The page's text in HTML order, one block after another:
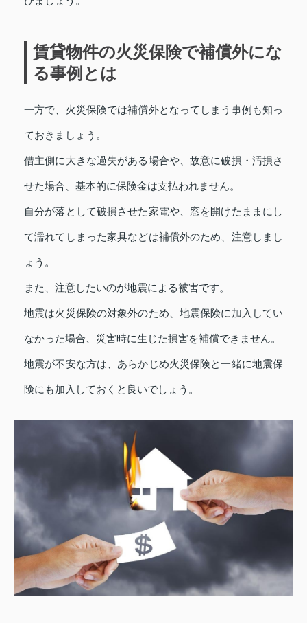
賃貸物件の火災保険で補償外にな
る事例とは
一方で、火災保険では補償外となってしまう事例も知っ
ておきましょう。
借主側に大きな過失がある場合や、故意に破損・汚損さ
せた場合、基本的に保険金は支払われません。
自分が落として破損させた家電や、窓を開けたままにし
て濡れてしまった家具などは補償外のため、注意しまし
ょう。
また、注意したいのが地震による被害です。
地震は火災保険の対象外のため、地震保険に加入してい
なかった場合、災害時に生じた損害を補償できません。
地震が不安な方は、あらかじめ火災保険と一緒に地震保
険にも加入しておくと良いでしょう。